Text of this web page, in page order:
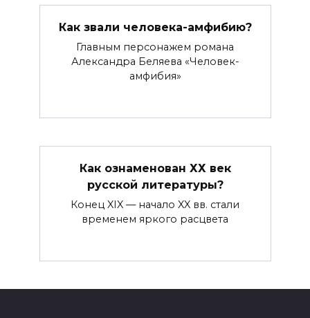
Как звали человека-амфибию?
Главным персонажем романа
Александра Беляева «Человек-
амфибия»
Как ознаменован ХХ век
русской литературы?
Конец XIX — начало XX вв. стали
временем яркого расцвета